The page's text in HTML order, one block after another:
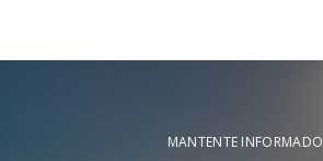
MANTENTE INFORMADO